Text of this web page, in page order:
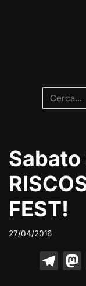
FEST!
27/04/2016
T